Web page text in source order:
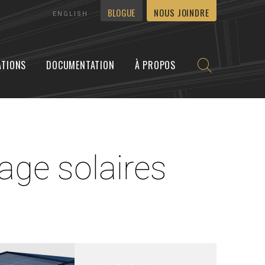
Soutien sur place
DOCUMENTATION À PROPOS
ENGLISH BLOGUE NOUS JOINDRE
solaires